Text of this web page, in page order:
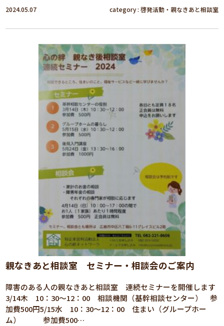
2024.05.07 category : 啓発活動・ 親なきあと相談室
親なきあと相談室 セミナー・相談会のご案内
障害のある人の親なきあと相談室 連続セミナーを開催します
3/14木 10：30～12：00 相談機関（基幹相談センター） 参
加費500円5/15水 10：30～12：00 住まい（グループホー
ム） 参加費500…